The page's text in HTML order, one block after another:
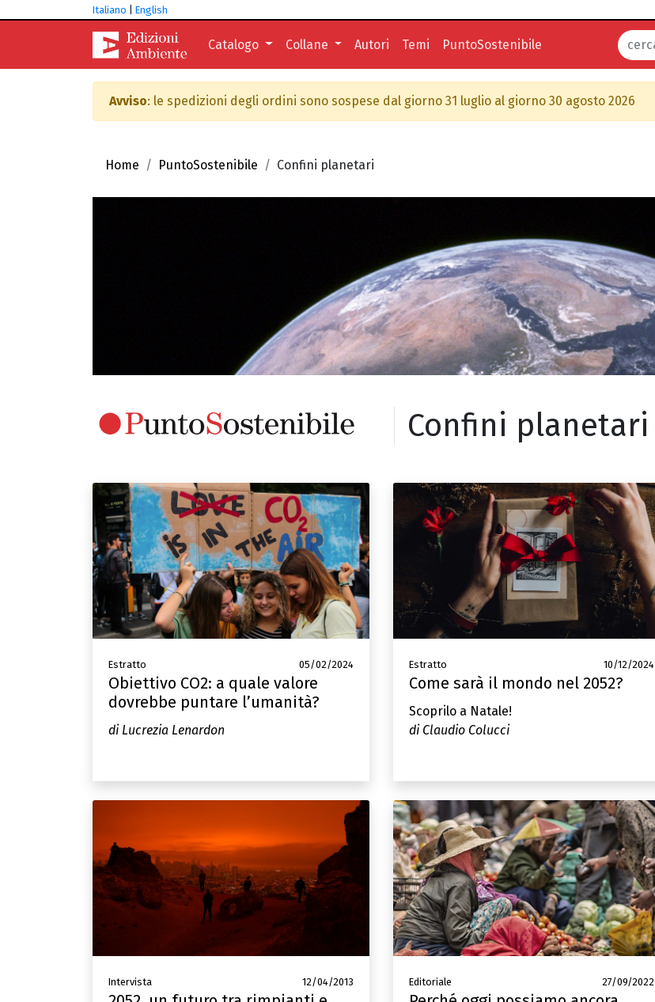
Italiano English
Catalogo Collane Autori Temi PuntoSostenibile
Avviso: le spedizioni degli ordini sono sospese dal giorno 31 luglio al giorno 30 agosto 2026
Home PuntoSostenibile Confini planetari
Confini planetari
Estratto 05/02/2024
Obiettivo CO2: a quale valore
dovrebbe puntare l’umanità?
di Lucrezia Lenardon
Estratto 10/12/2024
Come sarà il mondo nel 2052?
Scoprilo a Natale!
di Claudio Colucci
Intervista 12/04/2013 Editoriale 27/09/2022